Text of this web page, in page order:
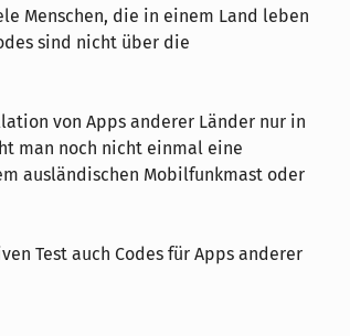
Menschen, die in einem Land leben
sind nicht über die
von Apps anderer Länder nur in
man noch nicht einmal eine
ausländischen Mobilfunkmast oder
Test auch Codes für Apps anderer